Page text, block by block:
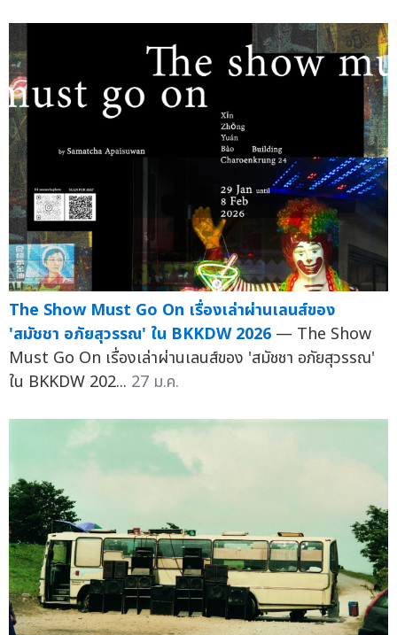
The Show Must Go On เรื่องเล่าผ่านเลนส์ของ
'สมัชชา อภัยสุวรรณ' ใน BKKDW 2026 — The Show
Must Go On เรื่องเล่าผ่านเลนส์ของ 'สมัชชา อภัยสุวรรณ'
ใน BKKDW 202... 27 ม.ค.